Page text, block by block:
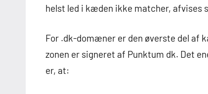
helst led i kæden ikke matcher, afvises
For .dk-domæner er den øverste del af
zonen er signeret af Punktum dk. Det
er, at: